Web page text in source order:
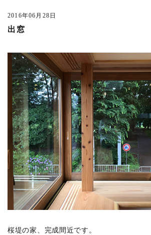
宮前の家
恵比寿西の集合住宅 (1)
鈴木町の家 (1)
吉祥寺南町PJ (1)
吉祥寺北町の家Y (2)
未分類 (6)
おしらせ (118)
最近の出来事 (42)
事務所 (29)
吉祥寺 (14)
趣味 (6)
2016年06月28日
出窓
桜堤の家、完成間近です。